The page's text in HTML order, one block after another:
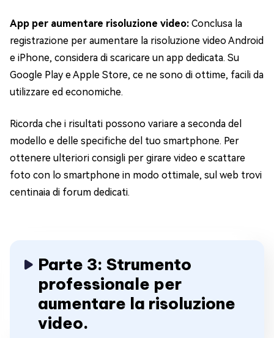
App per aumentare risoluzione video: Conclusa la
registrazione per aumentare la risoluzione video Android
e iPhone, considera di scaricare un app dedicata. Su
Google Play e Apple Store, ce ne sono di ottime, facili da
utilizzare ed economiche.
Ricorda che i risultati possono variare a seconda del
modello e delle specifiche del tuo smartphone. Per
ottenere ulteriori consigli per girare video e scattare
foto con lo smartphone in modo ottimale, sul web trovi
centinaia di forum dedicati.
Parte 3: Strumento
professionale per
aumentare la risoluzione
video.